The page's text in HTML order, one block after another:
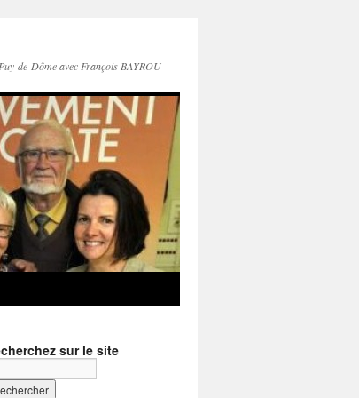
de-Dôme avec François BAYROU
sur le site